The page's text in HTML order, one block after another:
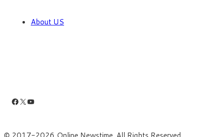
About US
Facebook
X YouTube